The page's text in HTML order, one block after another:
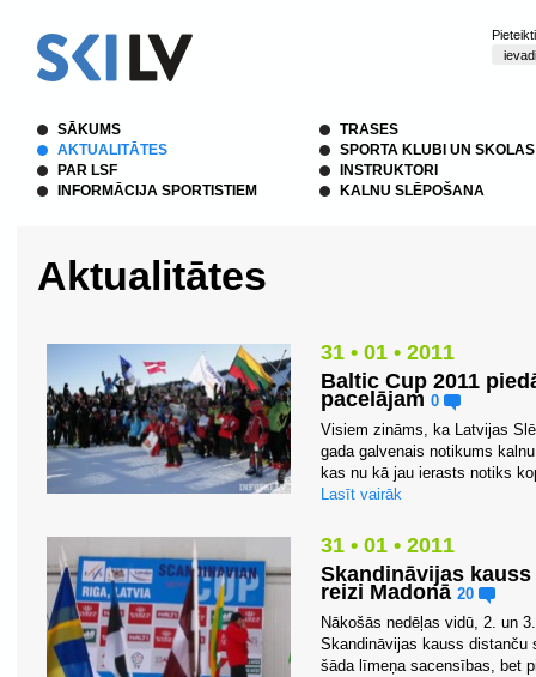
SĀKUMS
AKTUALITĀTES
PAR LSF
INFORMĀCIJA SPORTISTIEM
TRASES
SPORTA KLUBI UN SKOLAS
INSTRUKTORI
KALNU SLĒPOŠANA
Aktualitātes
31 • 01 • 2011
Baltic Cup 2011
pacelājam 0
Visiem zināms, ka Latvijas
gada galvenais notikums
kas nu kā jau ierasts notiks
Lasīt vairāk
31 • 01 • 2011
Skandināvijas
reizi Madonā 20
Nākošās nedēļas vidū, 2. un
Skandināvijas kauss distanču
šāda līmeņa sacensības, bet